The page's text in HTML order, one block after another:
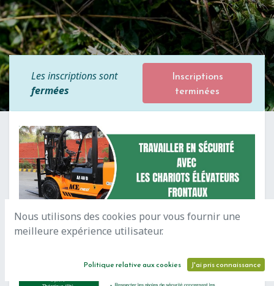
Les inscriptions sont
fermées
Inscriptions
terminées
Nous utilisons des cookies pour vous fournir une
meilleure expérience utilisateur.
Politique relative aux cookies J'ai pris connaissance